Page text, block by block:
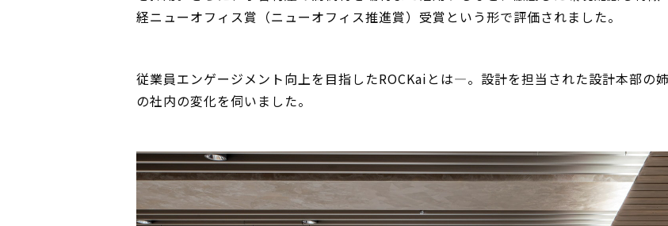
経ニューオフィス賞（ニューオフィス推進賞）受賞という形で評価されました。
従業員エンゲージメント向上を目指したROCKaiとは―。設計を担当された設計本部の
の社内の変化を伺いました。